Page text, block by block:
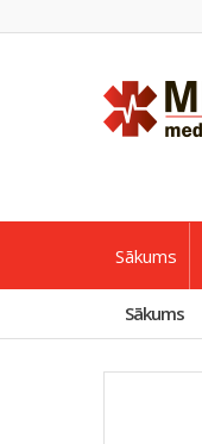
Sākums
Sākums